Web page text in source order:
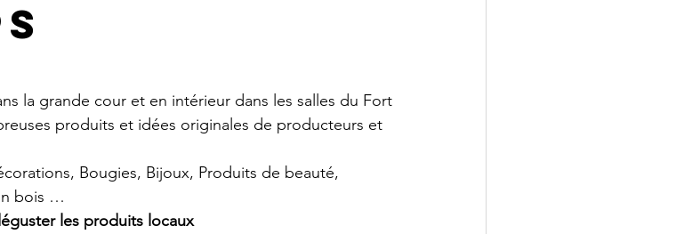
la grande cour et en intérieur dans les salles du Fort
produits et idées originales de producteurs et
Bougies, Bijoux, Produits de beauté,
bois …
les produits locaux